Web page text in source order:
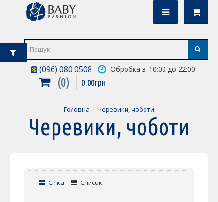
(096) 080 0508 Обробка з: 10:00 до 22:00
0 0.00грн
Головна Черевики, чоботи
Черевики, чоботи
Сітка Список